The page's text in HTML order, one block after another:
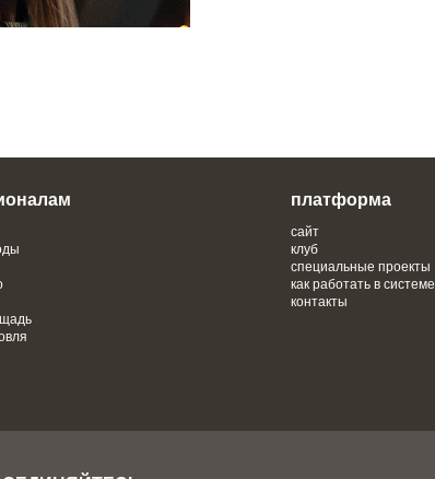
платформа
сайт
клуб
специальные проекты
как работать в системе
контакты